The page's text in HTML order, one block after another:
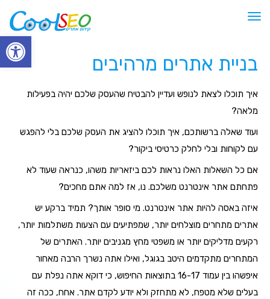
פתח
תפריט
בניית אתרים מרהיבים
איך תוכלו לצאת לנופש ועדיין להבטיח שהעסק שלכם יהיה בפעילות
מלאה?
ועוד שאלה ברשותכם, איך תוכלו להציג את העסק שלכם בלי להפגש
עם לקוחות ובלי לחלק כרטיסי ביקור?
אם כל השאלות האלו נראות לכם ביזאריות משהו, כנראה שעוד לא
פתחתם אתר אינטרנט משלכם. נו, אז למה אתם מחכים?
איזה באסה להיות אתר אינטרנט. מי סופר אותך? תמיד ברקע יש
אתרים מתחרים מוצלחים יותר, שמפתיעים עם הצעות משתלמות יותר,
רקעים מדליקים יותר או משפטי מחץ מגניבים יותר. האתרים של
המתחרים מתקדמים היטב בגוגל, ואילו אתה נשרך הרבה מאחור
איפשהו בין עמוד 16-17 בתוצאות החיפוש, כי דוקא אתה נפלת עם
בעלים שלא מטפח, לא מתחזק ולא יודע לקדם אתר. אחח, ככה זה